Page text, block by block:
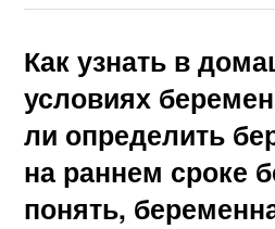
Как узнать в
условиях
ли определить
на раннем сроке
понять,